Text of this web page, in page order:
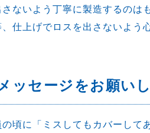
ないよう丁寧に製造するのは
仕上げでロスを出さないよう
ッセージをお願いし
頃に「ミスしてもカバーして